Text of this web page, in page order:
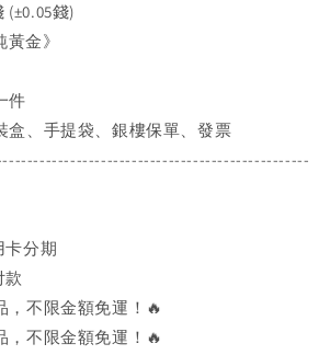
(±0.05錢)
金》
件
盒、手提袋、銀樓保單、發票
分期
款
，不限金額免運！🔥
，不限金額免運！🔥